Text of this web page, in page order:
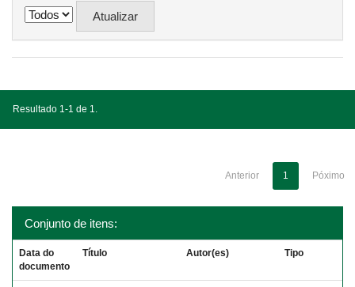
Resultado 1-1 de 1.
Anterior 1 Póximo
Conjunto de itens:
Data do
documento
Título Autor(es) Tipo